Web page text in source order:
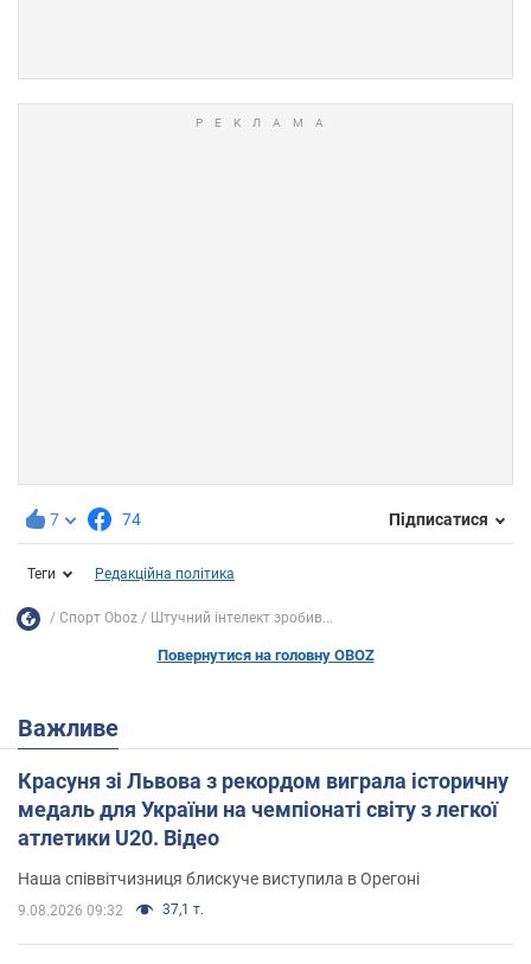
7 74 Підписатися
Теги Редакційна політика
Спорт Oboz Штучний інтелект зробив...
Повернутися на головну OBOZ
Важливе
Красуня зі Львова з рекордом виграла історичну
медаль для України на чемпіонаті світу з легкої
атлетики U20. Відео
Наша співвітчизниця блискуче виступила в Орегоні
9.08.2026 09:32 37,1 т.